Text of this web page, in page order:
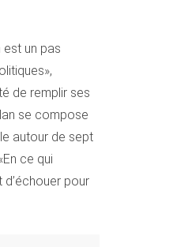
un pas
de remplir ses
se compose
autour de sept
ce qui
pour